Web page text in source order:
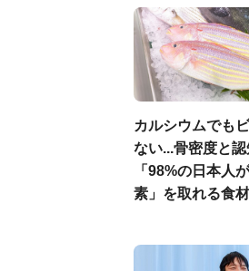
カルシウムでも
ない...骨密度と
「98%の日本人
素」を取れる食材